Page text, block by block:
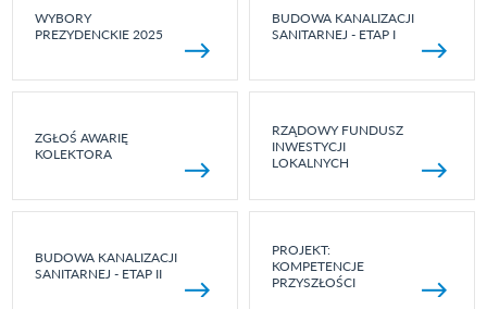
WYBORY
PREZYDENCKIE 2025
BUDOWA KANALIZACJI
SANITARNEJ - ETAP I
ZGŁOŚ AWARIĘ
KOLEKTORA
RZĄDOWY FUNDUSZ
INWESTYCJI
LOKALNYCH
BUDOWA KANALIZACJI
SANITARNEJ - ETAP II
PROJEKT:
KOMPETENCJE
PRZYSZŁOŚCI